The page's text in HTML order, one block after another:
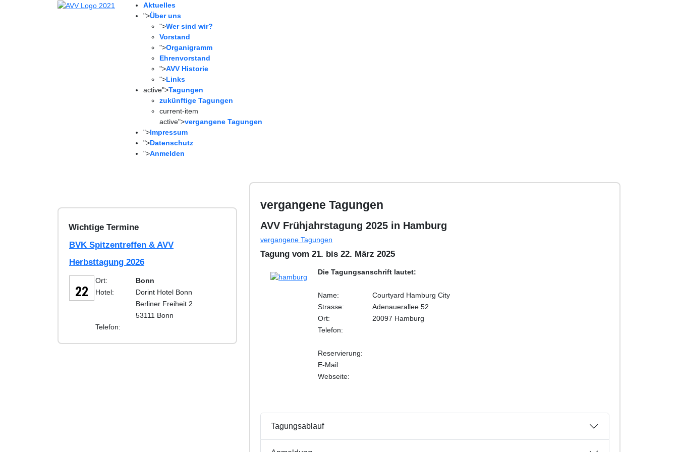
Aktuelles
">Über uns
">Wer sind wir?
Vorstand
">Organigramm
Ehrenvorstand
">AVV Historie
">Links
active">Tagungen
zukünftige Tagungen
current-item
active">vergangene Tagungen
">Impressum
">Datenschutz
">Anmelden
Wichtige Termine
BVK Spitzentreffen & AVV
Herbsttagung 2026
22
Ort:
Bonn
Hotel:
Dorint Hotel Bonn
Berliner Freiheit 2
53111 Bonn
Telefon:
vergangene Tagungen
AVV Frühjahrstagung 2025 in Hamburg
vergangene Tagungen
Tagung vom 21. bis 22. März 2025
Die Tagungsanschrift lautet:
Name:
Courtyard Hamburg City
Strasse:
Adenauerallee 52
Ort:
20097 Hamburg
Telefon:
Reservierung:
E-Mail:
Webseite:
Tagungsablauf